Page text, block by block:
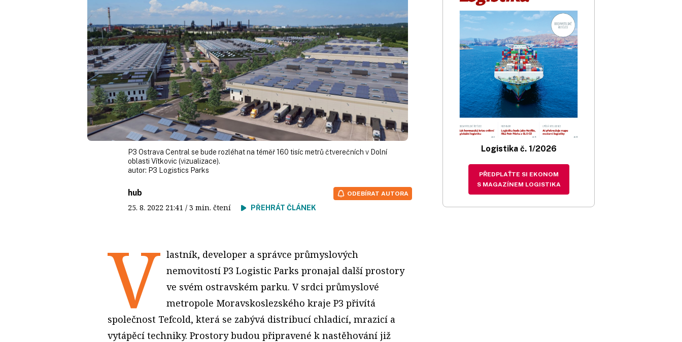
P3 Ostrava Central se bude rozléhat na téměř 160 tisíc metrů čtverečních v Dolní
oblasti Vítkovic (vizualizace).
autor: P3 Logistics Parks
hub
25. 8. 2022 21:41 / 3 min. čtení PŘEHRÁT ČLÁNEK
ODEBÍRAT AUTORA
V lastník, developer a správce průmyslových
nemovitostí P3 Logistic Parks pronajal další prostory
ve svém ostravském parku. V srdci průmyslové
metropole Moravskoslezského kraje P3 přivítá
společnost Tefcold, která se zabývá distribucí chladicí, mrazicí a
vytápěcí techniky. Prostory budou připravené k nastěhování již
Logistika č. 1/2026
PŘEDPLAŤTE SI EKONOM
S MAGAZÍNEM LOGISTIKA